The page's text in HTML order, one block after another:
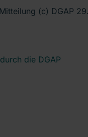
(c) DGAP
die DGAP